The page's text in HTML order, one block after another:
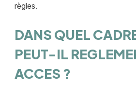
règles.
DANS QUEL
PEUT-IL
ACCES ?